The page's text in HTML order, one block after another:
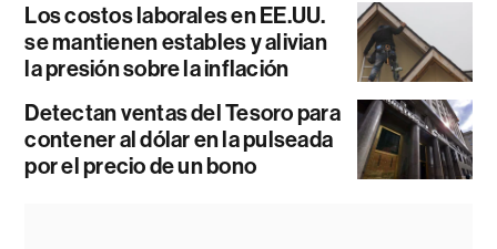
Los costos laborales en EE.UU.
se mantienen estables y alivian
la presión sobre la inflación
Detectan ventas del Tesoro para
contener al dólar en la pulseada
por el precio de un bono